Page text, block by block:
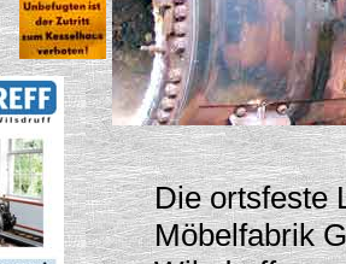
Die ortsfeste
Möbelfabrik